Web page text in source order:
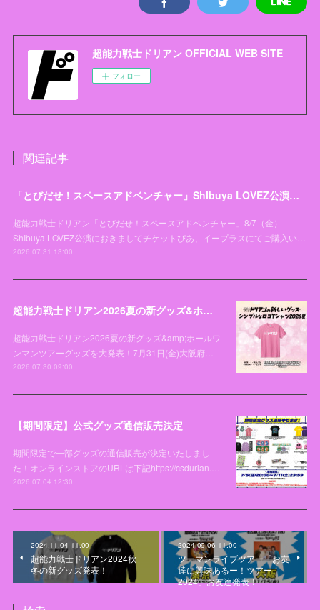
超能力戦士ドリアン OFFICIAL WEB SITE
フォロー
関連記事
「とびだせ！スペースアドベンチャー」ShIbuya LOVEZ公演チケットお引き取り開始日変更のお知らせとお詫び
超能力戦士ドリアン「とびだせ！スペースアドベンチャー」8/7（金）
ShIbuya LOVEZ公演におきましてチケットぴあ、イープラスにてご購入い…
2026.07.31 13:00
超能力戦士ドリアン2026夏の新グッズ&ホールワンマンツアーグッズを大発表！
超能力戦士ドリアン2026夏の新グッズ&amp;ホールワ
ンマンツアーグッズを大発表！7月31日(金)大阪府…
2026.07.30 09:00
【期間限定】公式グッズ通信販売決定
期間限定で一部グッズの通信販売が決定いたしまし
た！オンラインストアのURLは下記https://csdurian.…
2026.07.04 12:30
2024.11.04 11:00
超能力戦士ドリアン2024秋
冬の新グッズ発表！
2024.09.06 11:00
ツーマンライブツアー「お友
達に興味あるー！ツアー
2024」お友達発表！